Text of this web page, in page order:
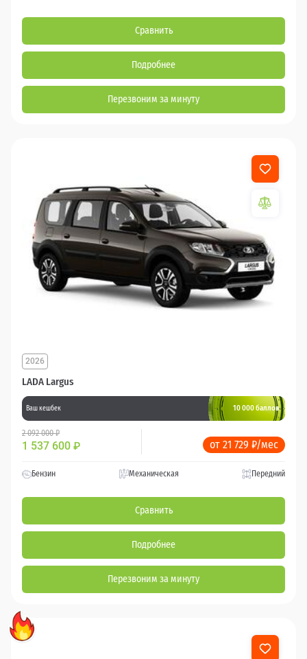
Сравнить
Подробнее
Перезвоним за минуту
LADA Largus
2026
Ваш кешбек 10 000 баллов
2 092 000 ₽
1 537 600 ₽ от 21 729 ₽/мес
Бензин Механическая Передний
Сравнить
Подробнее
Перезвоним за минуту